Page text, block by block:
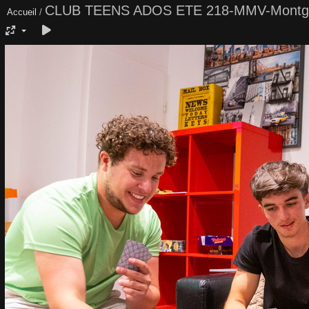
Accueil / CLUB TEENS ADOS ETE 218-MMV-